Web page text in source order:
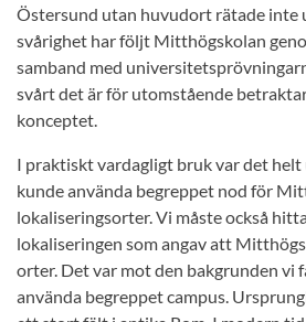
Östersund utan huvudort rätade inte
svårighet har följt Mitthögskolan
samband med
svårt det är för utomstående
konceptet.
I praktiskt vardagligt bruk var det
kunde använda begreppet nod för
lokaliseringsorter. Vi måste också
lokaliseringen som angav att
orter. Det var mot den bakgrunden vi
använda begreppet campus.